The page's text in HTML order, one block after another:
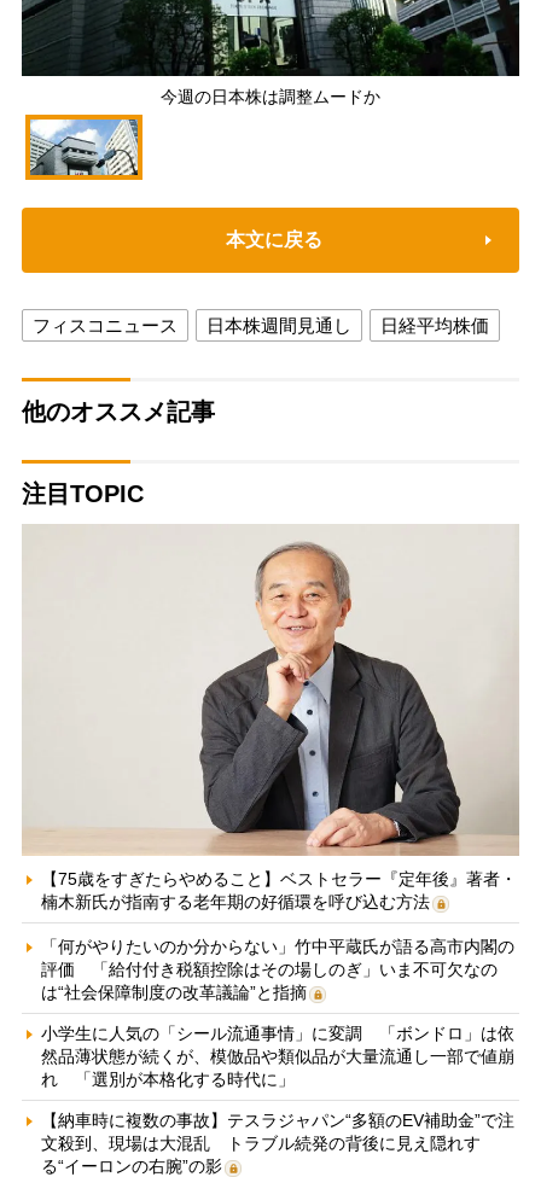
今週の日本株は調整ムードか
本文に戻る
フィスコニュース 日本株週間見通し 日経平均株価
他のオススメ記事
注目TOPIC
【75歳をすぎたらやめること】ベストセラー『定年後』著者・
楠木新氏が指南する老年期の好循環を呼び込む方法
「何がやりたいのか分からない」竹中平蔵氏が語る高市内閣の
評価 「給付付き税額控除はその場しのぎ」いま不可欠なの
は“社会保障制度の改革議論”と指摘
小学生に人気の「シール流通事情」に変調 「ボンドロ」は依
然品薄状態が続くが、模倣品や類似品が大量流通し一部で値崩
れ 「選別が本格化する時代に」
【納車時に複数の事故】テスラジャパン“多額のEV補助金”で注
文殺到、現場は大混乱 トラブル続発の背後に見え隠れす
る“イーロンの右腕”の影